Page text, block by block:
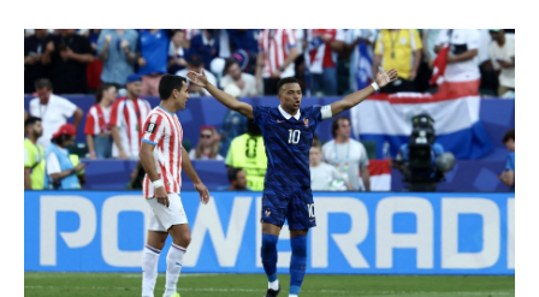
svjetsko prvenstvo 2026